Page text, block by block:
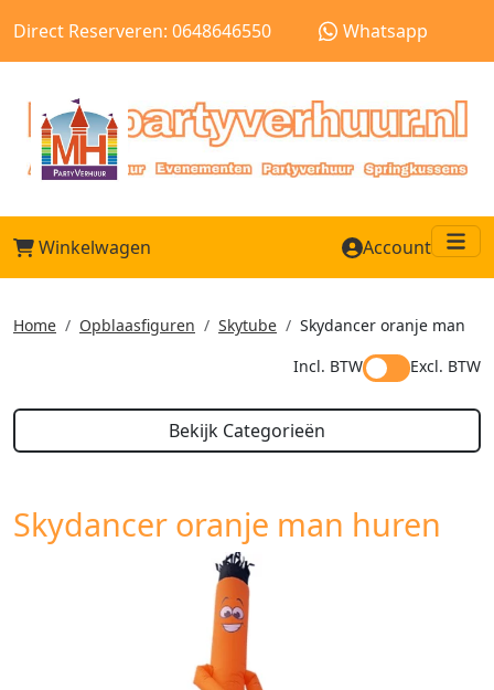
Direct Reserveren: 0648646550 Whatsapp
Winkelwagen Account
Home Opblaasfiguren Skytube
Skydancer oranje man
Incl. BTW
Excl. BTW
Bekijk Categorieën
Skydancer oranje man huren